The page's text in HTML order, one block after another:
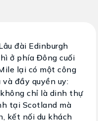
đài Edinburgh
ở phía Đông cuối
lại có một công
đầy quyền uy:
chỉ là dinh thự
tại Scotland mà
kết nối du khách